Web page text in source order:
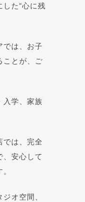
た“心に残
では、お子
ことが、ご
入学、家族
では、完全
、安心して
オ空間、